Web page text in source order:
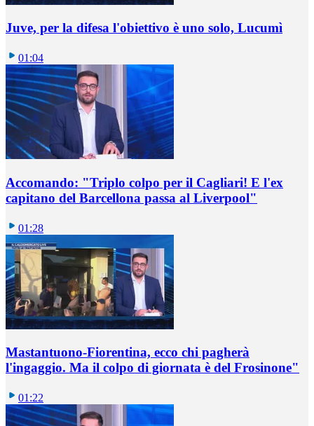
Juve, per la difesa l'obiettivo è uno solo, Lucumì
01:04
Accomando: "Triplo colpo per il Cagliari! E l'ex
capitano del Barcellona passa al Liverpool"
01:28
Mastantuono-Fiorentina, ecco chi pagherà
l'ingaggio. Ma il colpo di giornata è del Frosinone"
01:22